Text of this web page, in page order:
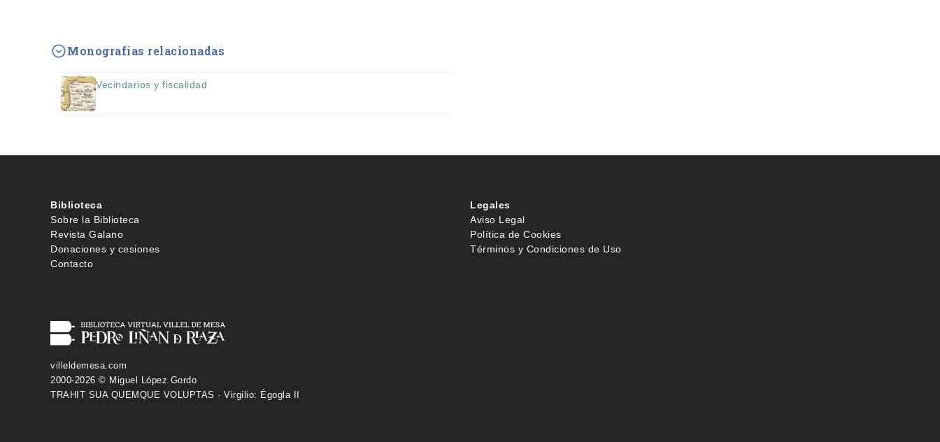
Monografías relacionadas
Vecindarios y fiscalidad
Biblioteca
Sobre la Biblioteca
Revista Galano
Donaciones y cesiones
Contacto
Legales
Aviso Legal
Política de Cookies
Términos y Condiciones de Uso
villeldemesa.com
2000-2026 © Miguel López Gordo
TRAHIT SUA QUEMQUE VOLUPTAS · Virgilio: Égogla II